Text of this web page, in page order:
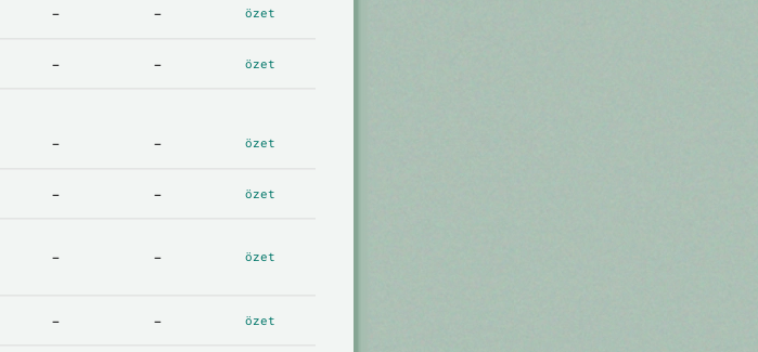
- - özet
- - özet
- - özet
- - özet
- - özet
- - özet